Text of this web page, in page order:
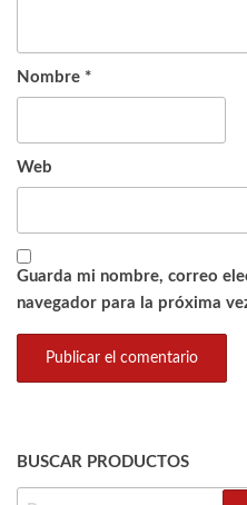
Nombre *
Web
Guarda mi nombre, correo
navegador para la próxima
BUSCAR PRODUCTOS
BUSCAR: